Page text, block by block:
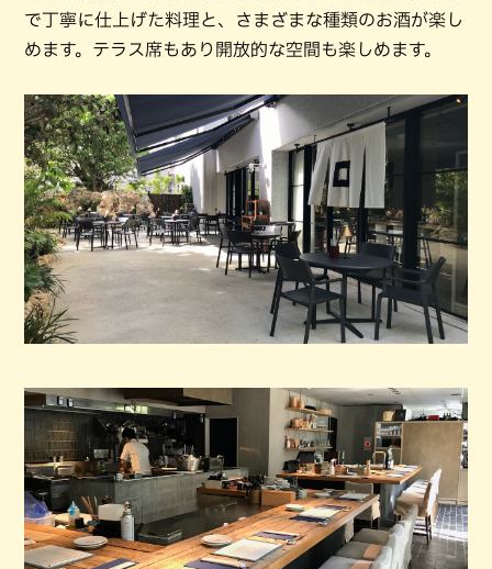
で丁寧に仕上げた料理と、さまざまな種類のお酒が楽し
めます。テラス席もあり開放的な空間も楽しめます。